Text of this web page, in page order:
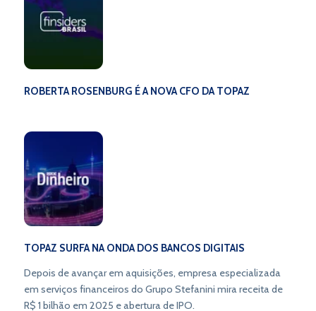
ROBERTA ROSENBURG É A NOVA CFO DA TOPAZ
TOPAZ SURFA NA ONDA DOS BANCOS DIGITAIS
Depois de avançar em aquisições, empresa especializada
em serviços financeiros do Grupo Stefanini mira receita de
R$ 1 bilhão em 2025 e abertura de IPO.